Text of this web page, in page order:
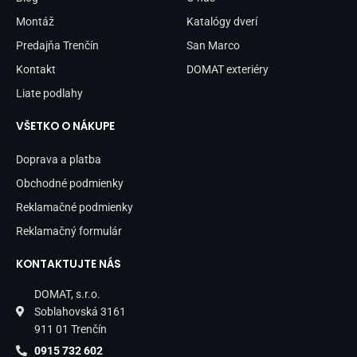
k
-
Montáž
Predajňa Trenčín
Kontakt
Liate podlahy
Katalógy dverí
San Marco
DOMAT exteriéry
VŠETKO O NÁKUPE
Doprava a platba
Obchodné podmienky
Reklamačné podmienky
Reklamačný formulár
KONTAKTUJTE NÁS
DOMAT, s.r.o.
Soblahovská 3161
911 01 Trenčín
0915 732 602